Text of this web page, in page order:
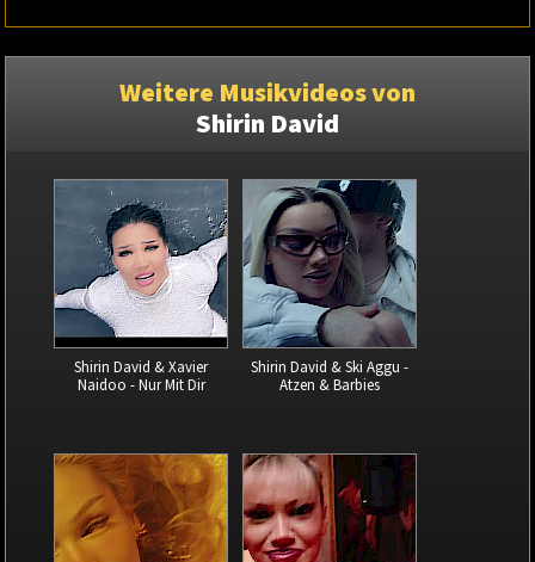
Weitere Musikvideos von
Shirin David
Shirin David & Xavier
Naidoo - Nur Mit Dir
Shirin David & Ski Aggu -
Atzen & Barbies